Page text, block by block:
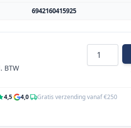
6942160415925
BTW
Aantal
4,5· 4,0· Gratis verzending vanaf €250